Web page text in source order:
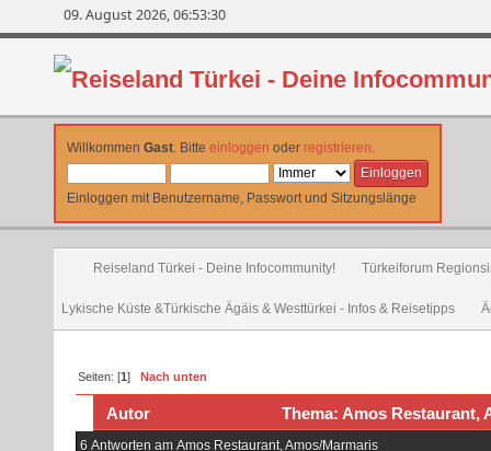
09. August 2026, 06:53:30
Willkommen Gast. Bitte einloggen oder registrieren.
Einloggen mit Benutzername, Passwort und Sitzungslänge
Reiseland Türkei - Deine Infocommunity! Türkeiforum
Lykische Küste &Türkische Ägäis & Westtürkei - Infos & Reisetipps
Seiten: [1]Nach unten
Autor Thema: Amos Restaurant,
6 Antworten am Amos Restaurant, Amos/Marmaris